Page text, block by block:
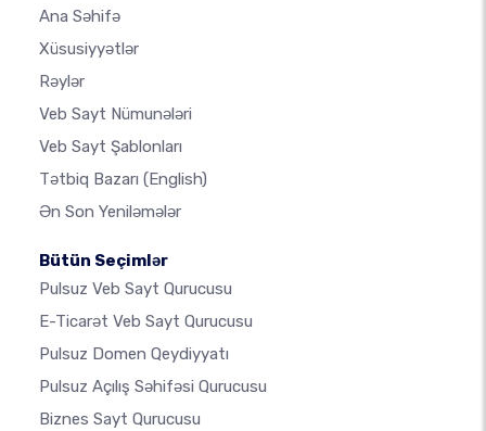
Ana Səhifə
Xüsusiyyətlər
Rəylər
Veb Sayt Nümunələri
Veb Sayt Şablonları
Tətbiq Bazarı (English)
Ən Son Yeniləmələr
Bütün Seçimlər
Pulsuz Veb Sayt Qurucusu
E-Ticarət Veb Sayt Qurucusu
Pulsuz Domen Qeydiyyatı
Pulsuz Açılış Səhifəsi Qurucusu
Biznes Sayt Qurucusu